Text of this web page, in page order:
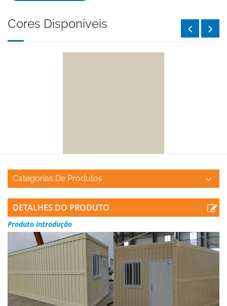
Cores Disponíveis
Categorias De Produtos
DETALHES DO PRODUTO
Produto introdução